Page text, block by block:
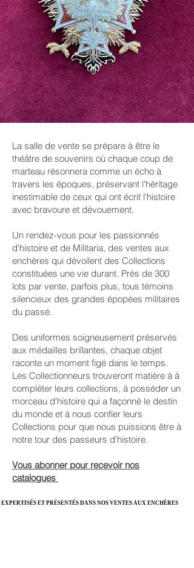
La salle de vente se prépare à être le
théâtre de souvenirs où chaque coup de
marteau résonnera comme un écho à
travers les époques, préservant l'héritage
inestimable de ceux qui ont écrit l'histoire
avec bravoure et dévouement.
Un rendez-vous pour les passionnés
d'histoire et de Militaria, des ventes aux
enchères qui dévoilent des Collections
constituées une vie durant. Près de 300
lots par vente, parfois plus, tous témoins
silencieux des grandes épopées militaires
du passé.
Des uniformes soigneusement préservés
aux médailles brillantes, chaque objet
raconte un moment figé dans le temps.
Les Collectionneurs trouveront matière à à
compléter leurs collections, à posséder un
morceau d'histoire qui a façonné le destin
du monde et à nous confier leurs
Collections pour que nous puissions être à
notre tour des passeurs d'histoire.
Vous abonner pour recevoir nos
catalogues
EXPERTISÉS ET PRÉSENTÉS DANS NOS VENTES AUX ENCHÈRES
EXPERTISÉS ET PRÉSENTÉS DANS NOS VENTES AUX ENCHÈRES